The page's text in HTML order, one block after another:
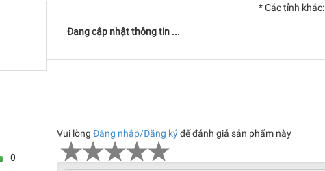
* Các tỉnh
Đang cập nhật thông tin ...
0
Vui lòng Đăng nhập/Đăng kýđể đánh giá sản phẩm này